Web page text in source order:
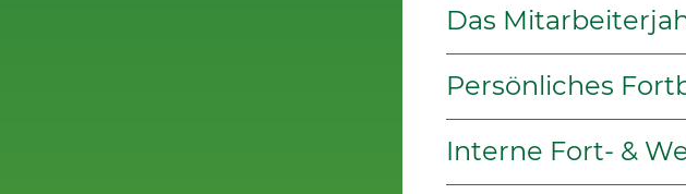
Das
Persönliches
Interne Fort- &